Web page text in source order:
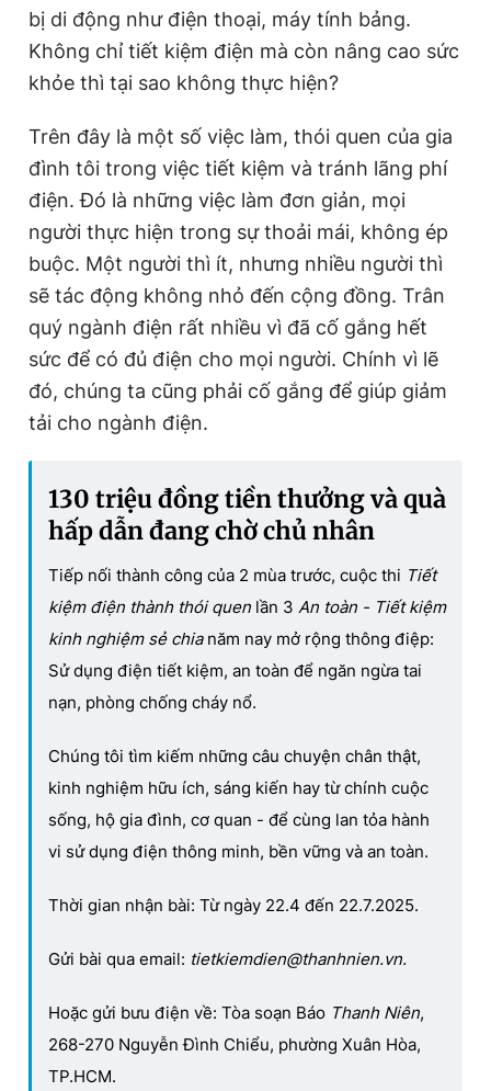
bị di động như điện thoại, máy tính bảng.
Không chỉ tiết kiệm điện mà còn nâng cao sức
khỏe thì tại sao không thực hiện?
Trên đây là một số việc làm, thói quen của gia
đình tôi trong việc tiết kiệm và tránh lãng phí
điện. Đó là những việc làm đơn giản, mọi
người thực hiện trong sự thoải mái, không ép
buộc. Một người thì ít, nhưng nhiều người thì
sẽ tác động không nhỏ đến cộng đồng. Trân
quý ngành điện rất nhiều vì đã cố gắng hết
sức để có đủ điện cho mọi người. Chính vì lẽ
đó, chúng ta cũng phải cố gắng để giúp giảm
tải cho ngành điện.
130 triệu đồng tiền thưởng và quà
hấp dẫn đang chờ chủ nhân
Tiếp nối thành công của 2 mùa trước, cuộc thi Tiết
kiệm điện thành thói quen lần 3 An toàn - Tiết kiệm
kinh nghiệm sẻ chianăm nay mở rộng thông điệp:
Sử dụng điện tiết kiệm, an toàn để ngăn ngừa tai
nạn, phòng chống cháy nổ.
Chúng tôi tìm kiếm những câu chuyện chân thật,
kinh nghiệm hữu ích, sáng kiến hay từ chính cuộc
sống, hộ gia đình, cơ quan - để cùng lan tỏa hành
vi sử dụng điện thông minh, bền vững và an toàn.
Thời gian nhận bài: Từ ngày 22.4 đến 22.7.2025.
Gửi bài qua email: tietkiemdien@thanhnien.vn.
Hoặc gửi bưu điện về: Tòa soạn Báo Thanh Niên,
268-270 Nguyễn Đình Chiểu, phường Xuân Hòa,
TP.HCM.